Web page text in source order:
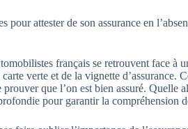
pour attester de son assurance en
français se retrouvent face à
verte et de la vignette d’assurance.
que l’on est bien assuré. Quelle
pour garantir la compréhension